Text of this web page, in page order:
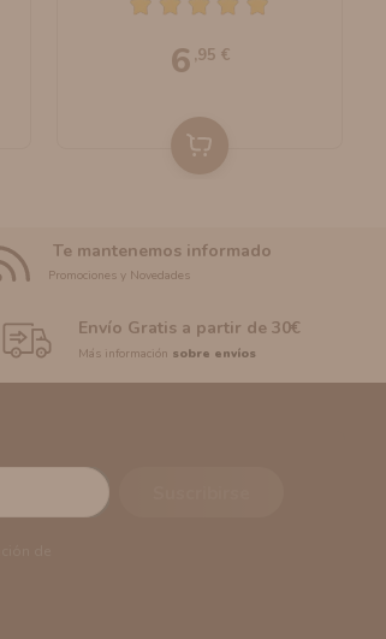
6 ,95 €
Te mantenemos informado
Promociones y Novedades
Envío Gratis a partir de 30€
Más información sobre envíos